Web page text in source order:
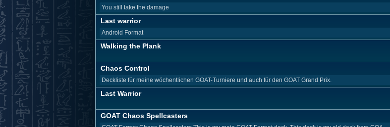
You still take the damage
Last warrior
Android Format
Walking the Plank
Chaos Control
Deckliste für meine wöchentlichen GOAT-Turniere und auch für den GOAT Grand Prix.
Last Warrior
GOAT Chaos Spellcasters